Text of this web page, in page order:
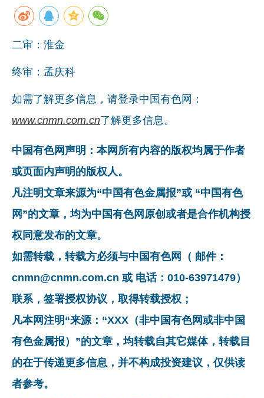
《资源再生》杂志
行情报价
数字报
二审：淮金
终审：孟庆科
如需了解更多信息，请登录中国有色网：
www.cnmn.com.cn了解更多信息。
中国有色网声明：本网所有内容的版权均属于作者
或页面内声明的版权人。
凡注明文章来源为“中国有色金属报”或 “中国有色
网”的文章，均为中国有色网原创或者是合作机构授
权同意发布的文章。
如需转载，转载方必须与中国有色网（ 邮件：
cnmn@cnmn.com.cn 或 电话：010-63971479）
联系，签署授权协议，取得转载授权；
凡本网注明“来源：“XXX（非中国有色网或非中国
有色金属报）”的文章，均转载自其它媒体，转载目
的在于传递更多信息，并不构成投资建议，仅供读
者参考。